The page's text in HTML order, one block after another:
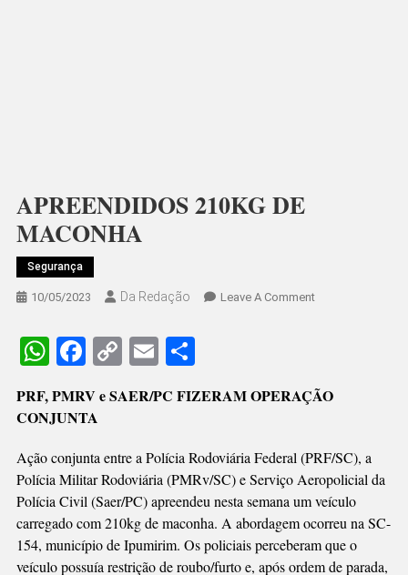
APREENDIDOS 210KG DE
MACONHA
Segurança
10/05/2023 Da Redação Leave A CommentOn
WhatsApp
Facebook
CopyEmail
PRF, PMRV e SAER/PC FIZERAM OPERAÇÃO
CONJUNTA
Ação conjunta entre a Polícia Rodoviária Federal (PRF/SC), a
Polícia Militar Rodoviária (PMRv/SC) e Serviço Aeropolicial da
Polícia Civil (Saer/PC) apreendeu nesta semana um veículo
carregado com 210kg de maconha. A abordagem ocorreu na SC-
154, município de Ipumirim. Os policiais perceberam que o
veículo possuía restrição de roubo/furto e, após ordem de parada,